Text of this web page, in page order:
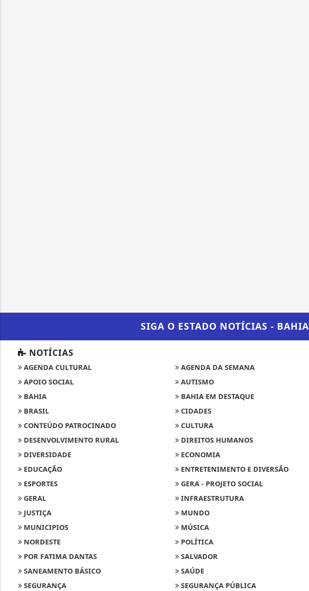
SIGA O ESTADO NOTÍCIAS - BAHIA
NOTÍCIAS
AGENDA CULTURAL
AGENDA DA SEMANA
APOIO SOCIAL
AUTISMO
BAHIA
BAHIA EM DESTAQUE
BRASIL
CIDADES
CONTEÚDO PATROCINADO
CULTURA
DESENVOLVIMENTO RURAL
DIREITOS HUMANOS
DIVERSIDADE
ECONOMIA
EDUCAÇÃO
ENTRETENIMENTO E DIVERSÃO
ESPORTES
GERA - PROJETO SOCIAL
GERAL
INFRAESTRUTURA
JUSTIÇA
MUNDO
MUNICIPIOS
MÚSICA
NORDESTE
POLÍTICA
POR FATIMA DANTAS
SALVADOR
SANEAMENTO BÁSICO
SAÚDE
SEGURANÇA
SEGURANÇA PÚBLICA